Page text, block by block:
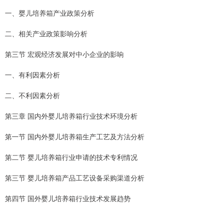
一、婴儿培养箱产业政策分析
二、相关产业政策影响分析
第三节 宏观经济发展对中小企业的影响
一、有利因素分析
二、不利因素分析
第三章 国内外婴儿培养箱行业技术环境分析
第一节 国内外婴儿培养箱生产工艺及方法分析
第二节 婴儿培养箱行业申请的技术专利情况
第三节 婴儿培养箱产品工艺设备采购渠道分析
第四节 国外婴儿培养箱行业技术发展趋势